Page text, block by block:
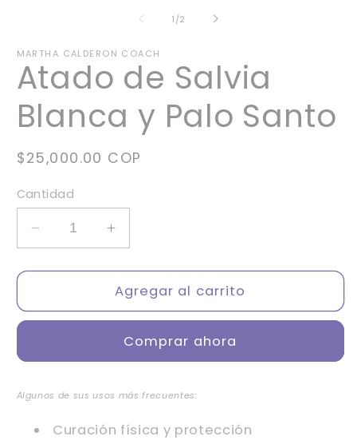
una
ventana
modal
1/de
2
MARTHA CALDERON COACH
Atado de Salvia
Blanca y Palo Santo
Precio
$25,000.00 COP
Cantidad
Reducir
cantidad
para
de
y
Santo
Aumentar
cantidad
para
Atado
de
Blanca
y
Santo
Agregar al carrito
Comprar ahora
Algunos de sus usos más frecuentes:
Curación física y protección